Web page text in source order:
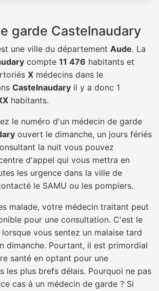
garde Castelnaudary
une ville du département Aude. La
compte 11 476 habitants et
X médecins dans le
Castelnaudary il y a donc 1
habitants.
le numéro d'un médecin de garde
ouvert le dimanche, un jours fériés
la nuit vous pouvez
d'appel qui vous mettra en
les urgence dans la ville de
le SAMU ou les pompiers.
malade, votre médecin traitant peut
pour une consultation. C'est le
vous sentez un malaise tard
dimanche. Pourtant, il est primordial
santé en optant pour une
les plus brefs délais. Pourquoi ne pas
cas à un médecin de garde ? Si